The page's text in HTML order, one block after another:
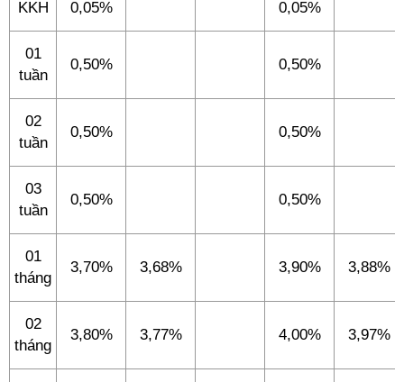
KKH 0,05% 0,05%
01
tuần
0,50% 0,50%
02
tuần
0,50% 0,50%
03
tuần
0,50% 0,50%
01
tháng
3,70% 3,68% 3,90% 3,88%
02
tháng
3,80% 3,77% 4,00% 3,97%